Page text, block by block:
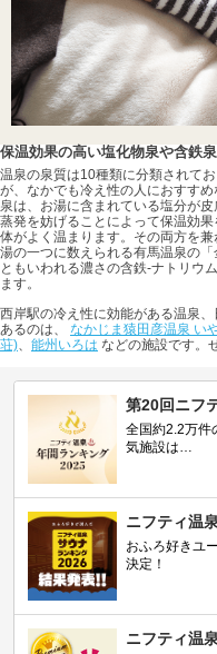
保温効果の高い塩化物泉や含鉄
温泉の泉質は10種類に分類されて
が、なかでも冷え性の人におすす
泉は、お湯に含まれている塩分が
蒸発を妨げることによって保温効
体がよく温まります。その両方を
湯の一つに数えられる有馬温泉の「
ともいわれる濃さの含鉄-ナトリウ
ます。
西岸駅の冷え性に効能がある温泉
あるのは、 なかじま猿田彦温泉 い
荘)、 能州いろは などの施設です。
第20回ニフ
全国約2.2万件
気施設は…
ニフティ温
おふろ好きユ
決定！
ニフティ温